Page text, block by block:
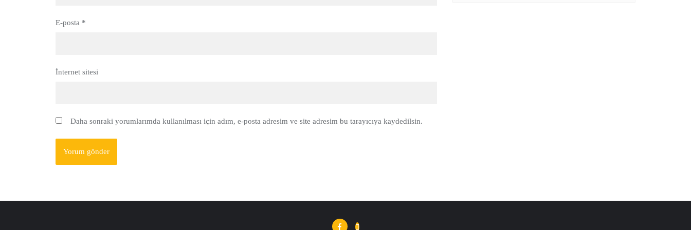
E-posta *
İnternet sitesi
Daha sonraki yorumlarımda kullanılması için adım, e-posta adresim ve site adresim bu tarayıcıya kaydedilsin.